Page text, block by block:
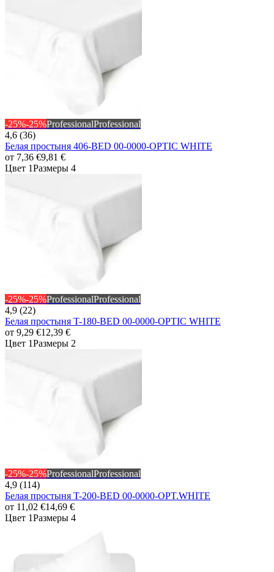
-25%-25%ProfessionalProfessional
4,6 (36)
Белая простыня 406-BED 00-0000-OPTIC WHITE
от 7,36 €9,81 €
Цвет 1Размеры 4
-25%-25%ProfessionalProfessional
4,9 (22)
Белая простыня T-180-BED 00-0000-OPTIC WHITE
от 9,29 €12,39 €
Цвет 1Размеры 2
-25%-25%ProfessionalProfessional
4,9 (114)
Белая простыня T-200-BED 00-0000-OPT.WHITE
от 11,02 €14,69 €
Цвет 1Размеры 4